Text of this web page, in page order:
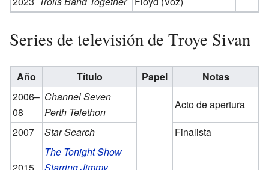
Series de televisión de Troye Sivan
Año Título Papel
Notas
2006–
08
Channel Seven
Perth Telethon
Acto de apertura
2007
Star Search Finalista
The Tonight Show